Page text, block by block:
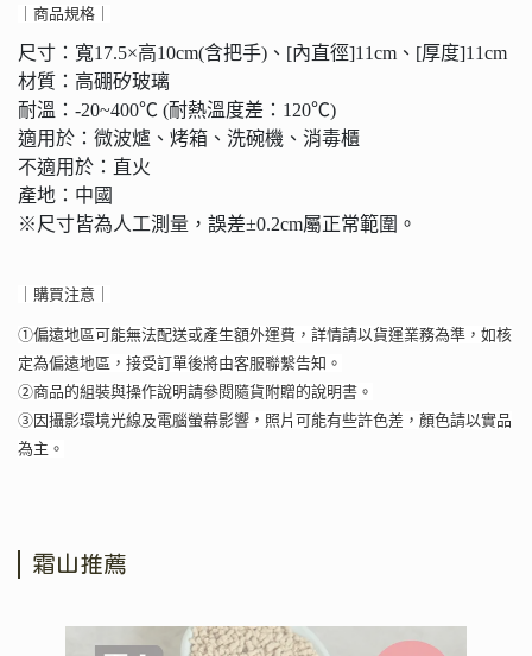
｜商品規格｜
尺寸：寬17.5×高10cm(含把手)、[內直徑]11cm、[厚度]11cm
材質：高硼矽玻璃
耐溫：-20~400℃ (耐熱溫度差：120℃)
適用於：微波爐、烤箱、洗碗機、消毒櫃
不適用於：直火
產地：中國
※尺寸皆為人工測量，誤差±0.2cm屬正常範圍。
｜購買注意｜
①偏遠地區可能無法配送或產生額外運費，詳情請以貨運業務為準，如核
定為偏遠地區，接受訂單後將由客服聯繫告知。
②商品的組裝與操作說明請參閱隨貨附贈的說明書。
③因攝影環境光線及電腦螢幕影響，照片可能有些許色差，顏色請以實品
為主。
霜山推薦